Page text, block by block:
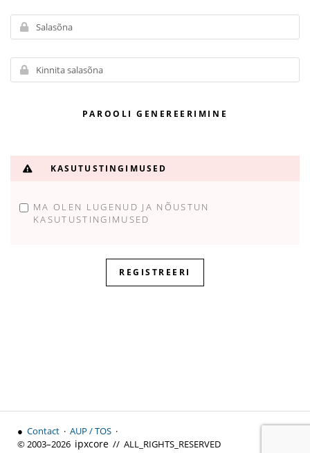
PAROOLI GENEREERIMINE
Salasõna tugevus: Sisesta salasõna
KASUTUSTINGIMUSED
MA OLEN LUGENUD JA NÕUSTUN
KASUTUSTINGIMUSED
● Contact · AUP / TOS ·
© 2003–2026 ipxcore // ALL_RIGHTS_RESERVED